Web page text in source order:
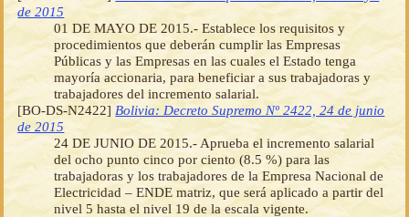
de 2015
01 DE MAYO DE 2015.- Establece los requisitos y
procedimientos que deberán cumplir las Empresas
Públicas y las Empresas en las cuales el Estado tenga
mayoría accionaria, para beneficiar a sus trabajadoras y
trabajadores del incremento salarial.
[BO-DS-N2422] Bolivia: Decreto Supremo Nº 2422, 24 de junio
de 2015
24 DE JUNIO DE 2015.- Aprueba el incremento salarial
del ocho punto cinco por ciento (8.5 %) para las
trabajadoras y los trabajadores de la Empresa Nacional de
Electricidad – ENDE matriz, que será aplicado a partir del
nivel 5 hasta el nivel 19 de la escala vigente.